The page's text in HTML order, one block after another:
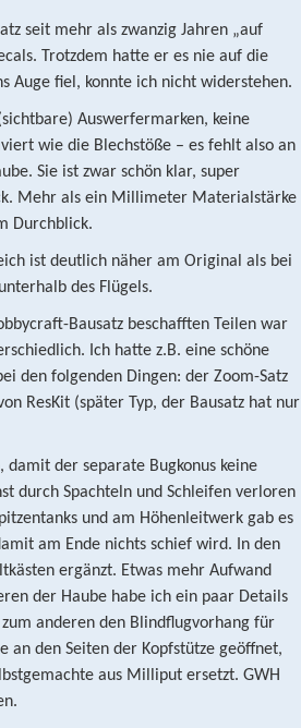
seit mehr als zwanzig Jahren „auf
Trotzdem hatte er es nie auf die
Auge fiel, konnte ich nicht widerstehen.
Auswerfermarken, keine
wie die Blechstöße – es fehlt also an
Sie ist zwar schön klar, super
Mehr als ein Millimeter Materialstärke
Durchblick.
ist deutlich näher am Original als bei
des Flügels.
Bausatz beschafften Teilen war
Ich hatte z.B. eine schöne
den folgenden Dingen: der Zoom-Satz
ResKit (später Typ, der Bausatz hat nur
der separate Bugkonus keine
durch Spachteln und Schleifen verloren
und am Höhenleitwerk gab es
am Ende nichts schief wird. In den
ergänzt. Etwas mehr Aufwand
der Haube habe ich ein paar Details
anderen den Blindflugvorhang für
an den Seiten der Kopfstütze geöffnet,
aus Milliput ersetzt. GWH